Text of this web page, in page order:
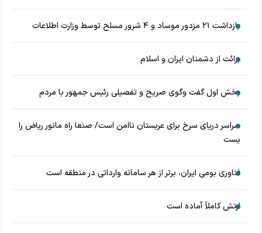
بازداشت ۲۱ مزدور موساد و ۴ شرور مسلح توسط وزارت اطلاعات
برائت از دشمنان ایران و اسلام
بخش اول گفت وگوی صریح و تفصیلی رئیس جمهور با مردم
سراسر دریای سرخ برای عربستان ناامن است/ صنعا راه مانور ریاض را
بست
فناوری بومی ایران، برتر از هر سامانه وارداتی در منطقه است
ارتش کاملاً آماده است